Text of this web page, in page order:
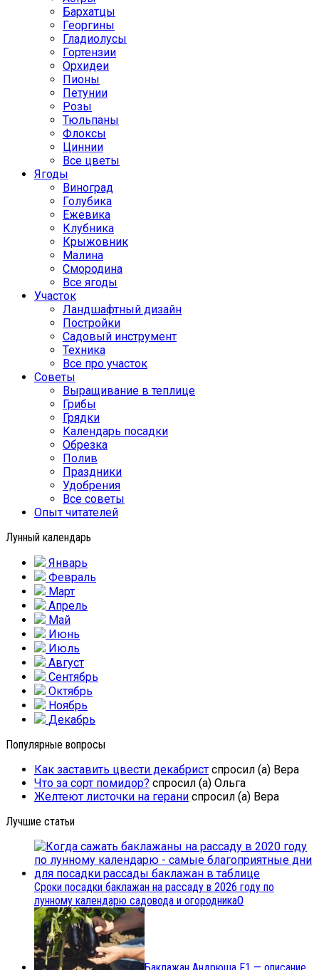
Бархатцы
Георгины
Гладиолусы
Гортензии
Орхидеи
Пионы
Петунии
Розы
Тюльпаны
Флоксы
Циннии
Все цветы
Ягоды
Виноград
Голубика
Ежевика
Клубника
Крыжовник
Малина
Смородина
Все ягоды
Участок
Ландшафтный дизайн
Постройки
Садовый инструмент
Техника
Все про участок
Советы
Выращивание в теплице
Грибы
Грядки
Календарь посадки
Обрезка
Полив
Праздники
Удобрения
Все советы
Опыт читателей
Лунный календарь
Январь
Февраль
Март
Апрель
Май
Июнь
Июль
Август
Сентябрь
Октябрь
Ноябрь
Декабрь
Популярные вопросы
Как заставить цвести декабрист спросил (а) Вера
Что за сорт помидор? спросил (а) Ольга
Желтеют листочки на герани спросил (а) Вера
Лучшие статьи
Сроки посадки баклажан на рассаду в 2026 году по
лунному календарю садовода и огородника0